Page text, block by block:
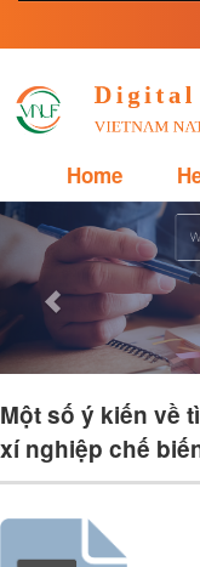
Skip
Home
Previous
Một số ý kiến về
xí nghiệp chế